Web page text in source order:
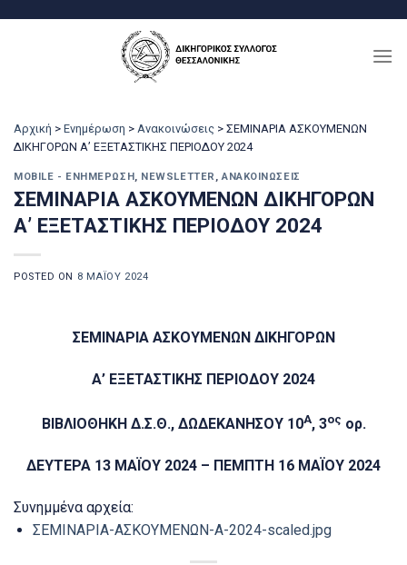
Αρχική > Ενημέρωση > Ανακοινώσεις > ΣΕΜΙΝΑΡΙΑ ΑΣΚΟΥΜΕΝΩΝ
ΔΙΚΗΓΟΡΩΝ Α’ ΕΞΕΤΑΣΤΙΚΗΣ ΠΕΡΙΟΔΟΥ 2024
MOBILE - ΕΝΗΜΈΡΩΣΗ, NEWSLETTER ,ΑΝΑΚΟΙΝΏΣΕΙΣ
ΣΕΜΙΝΑΡΙΑ ΑΣΚΟΥΜΕΝΩΝ ΔΙΚΗΓΟΡΩΝ
Α’ ΕΞΕΤΑΣΤΙΚΗΣ ΠΕΡΙΟΔΟΥ 2024
POSTED ON 8 ΜΑΪ́ΟΥ 2024
ΣΕΜΙΝΑΡΙΑ ΑΣΚΟΥΜΕΝΩΝ ΔΙΚΗΓΟΡΩΝ
Α’ ΕΞΕΤΑΣΤΙΚΗΣ ΠΕΡΙΟΔΟΥ 2024
ΒΙΒΛΙΟΘΗΚΗ Δ.Σ.Θ., ΔΩΔΕΚΑΝΗΣΟΥ 10Α, 3ος ορ.
ΔΕΥΤΕΡΑ 13 ΜΑΪΟΥ 2024 – ΠΕΜΠΤΗ 16 ΜΑΪΟΥ 2024
Συνημμένα αρχεία:
ΣΕΜΙΝΑΡΙΑ-ΑΣΚΟΥΜΕΝΩΝ-Α-2024-scaled.jpg